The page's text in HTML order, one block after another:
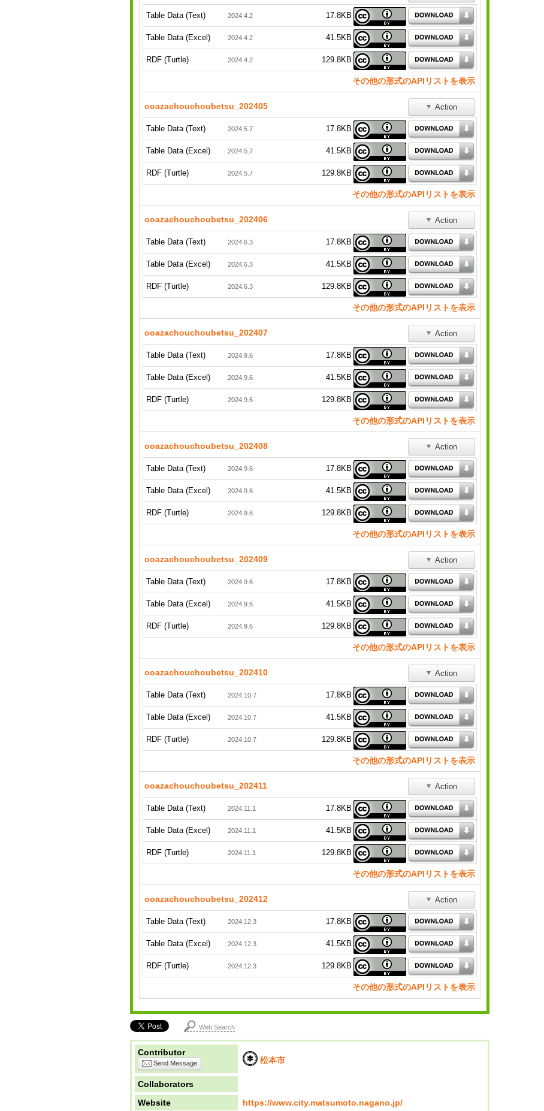
Table Data (Text) 2024.4.2 17.8KB
Table Data (Excel) 2024.4.2 41.5KB
RDF (Turtle) 2024.4.2 129.8KB
その他の形式のAPIリストを表示
ooazachouchoubetsu_202405 Action
Table Data (Text) 2024.5.7 17.8KB
Table Data (Excel) 2024.5.7 41.5KB
RDF (Turtle) 2024.5.7 129.8KB
その他の形式のAPIリストを表示
ooazachouchoubetsu_202406 Action
Table Data (Text) 2024.6.3 17.8KB
Table Data (Excel) 2024.6.3 41.5KB
RDF (Turtle) 2024.6.3 129.8KB
その他の形式のAPIリストを表示
ooazachouchoubetsu_202407 Action
Table Data (Text) 2024.9.6 17.8KB
Table Data (Excel) 2024.9.6 41.5KB
RDF (Turtle) 2024.9.6 129.8KB
その他の形式のAPIリストを表示
ooazachouchoubetsu_202408 Action
Table Data (Text) 2024.9.6 17.8KB
Table Data (Excel) 2024.9.6 41.5KB
RDF (Turtle) 2024.9.6 129.8KB
その他の形式のAPIリストを表示
ooazachouchoubetsu_202409 Action
Table Data (Text) 2024.9.6 17.8KB
Table Data (Excel) 2024.9.6 41.5KB
RDF (Turtle) 2024.9.6 129.8KB
その他の形式のAPIリストを表示
ooazachouchoubetsu_202410 Action
Table Data (Text) 2024.10.7 17.8KB
Table Data (Excel) 2024.10.7 41.5KB
RDF (Turtle) 2024.10.7 129.8KB
その他の形式のAPIリストを表示
ooazachouchoubetsu_202411 Action
Table Data (Text) 2024.11.1 17.8KB
Table Data (Excel) 2024.11.1 41.5KB
RDF (Turtle) 2024.11.1 129.8KB
その他の形式のAPIリストを表示
ooazachouchoubetsu_202412 Action
Table Data (Text) 2024.12.3 17.8KB
Table Data (Excel) 2024.12.3 41.5KB
RDF (Turtle) 2024.12.3 129.8KB
その他の形式のAPIリストを表示
Web Search
Contributor
Send Message 松本市
Collaborators
Website
https://www.city.matsumoto.nagano.jp/